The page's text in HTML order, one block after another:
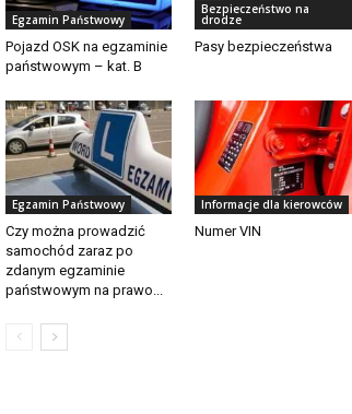
Egzamin Państwowy
Pojazd OSK na egzaminie
państwowym – kat. B
Bezpieczeństwo na
drodze
Pasy bezpieczeństwa
Egzamin Państwowy
Czy można prowadzić
samochód zaraz po
zdanym egzaminie
państwowym na prawo...
Informacje dla kierowców
Numer VIN